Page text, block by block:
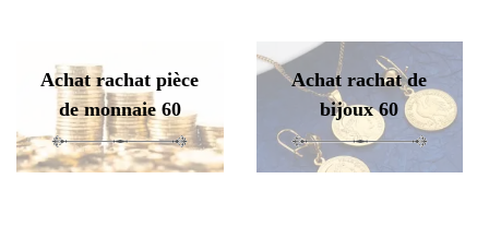
Achat rachat pièce
de monnaie 60
Achat rachat de
bijoux 60